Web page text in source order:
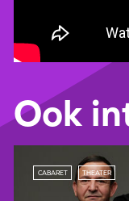
Ook
CABARET THEATER